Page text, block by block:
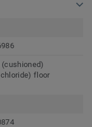
(cushioned)
floor